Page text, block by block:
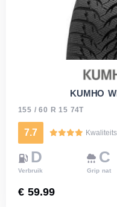
KUMHO
155 / 60 R 15 74T
7.7
D
Verbruik
C
Grip nat
€ 59.99